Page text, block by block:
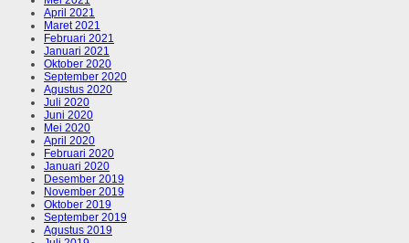
April 2021
Maret 2021
Februari 2021
Januari 2021
Oktober 2020
September 2020
Agustus 2020
Juli 2020
Juni 2020
Mei 2020
April 2020
Februari 2020
Januari 2020
Desember 2019
November 2019
Oktober 2019
September 2019
Agustus 2019